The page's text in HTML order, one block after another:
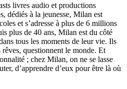
livres audio et productions
dédiés à la jeunesse, Milan est
et s’adresse à plus de 6 millions
plus de 40 ans, Milan est du côté
tous les moments de leur vie. Ils
questionnent le monde. Et
; chez Milan, on ne se lasse
d’apprendre d’eux pour être là où